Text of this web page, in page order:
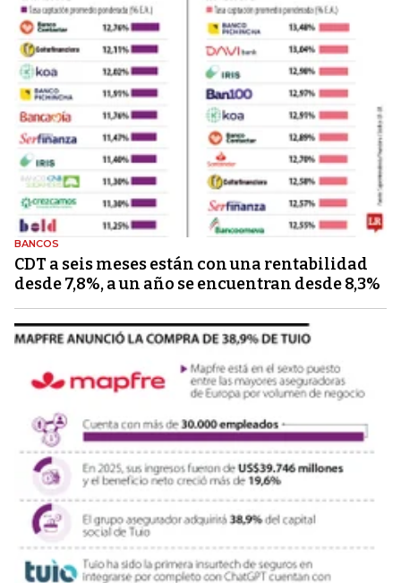
BANCOS
CDT a seis meses están con una rentabilidad
desde 7,8%, a un año se encuentran desde 8,3%